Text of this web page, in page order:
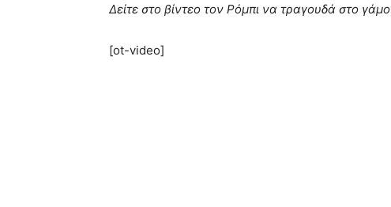
Δείτε στο βίντεο τον Ρόμπι να τραγουδά στο γάμο
[ot-video]